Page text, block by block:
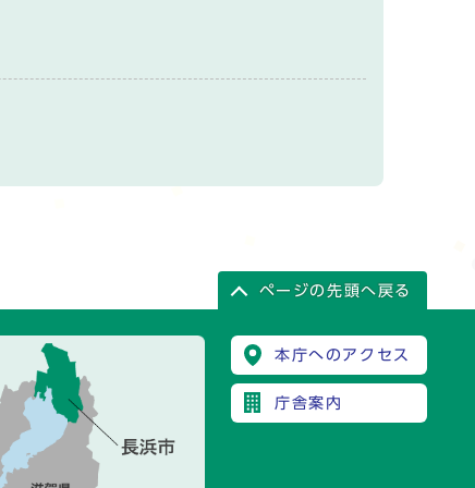
ページの先頭へ戻る
本庁へのアクセス
庁舎案内